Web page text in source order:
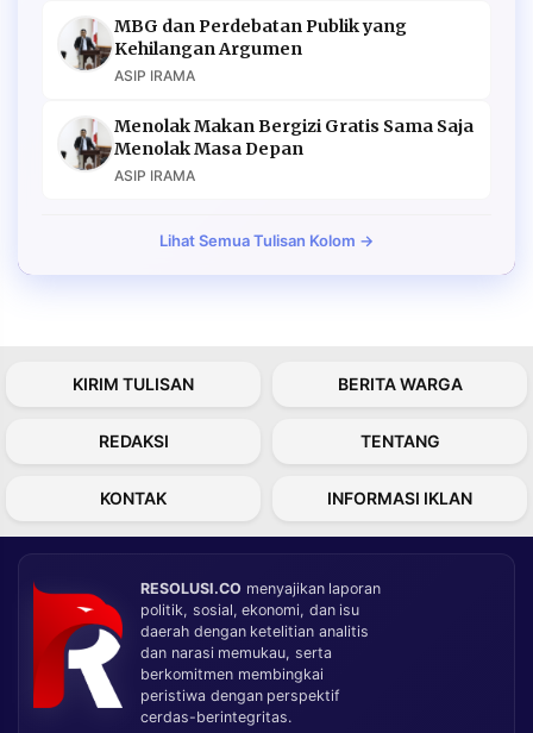
MBG dan Perdebatan Publik yang
Kehilangan Argumen
ASIP IRAMA
Menolak Makan Bergizi Gratis Sama Saja
Menolak Masa Depan
ASIP IRAMA
Lihat Semua Tulisan Kolom →
KIRIM TULISAN BERITA WARGA
REDAKSI TENTANG
KONTAK INFORMASI IKLAN
RESOLUSI.CO menyajikan laporan
politik, sosial, ekonomi, dan isu
daerah dengan ketelitian analitis
dan narasi memukau, serta
berkomitmen membingkai
peristiwa dengan perspektif
cerdas-berintegritas.